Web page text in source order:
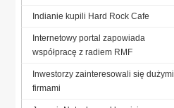
Indianie kupili Hard Rock Cafe
Internetowy portal zapowiada
współpracę z radiem RMF
Inwestorzy zainteresowali się dużymi
firmami